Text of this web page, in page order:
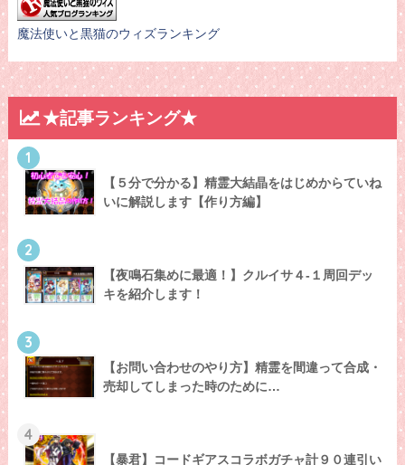
魔法使いと黒猫のウィズランキング
★記事ランキング★
1
【５分で分かる】精霊大結晶をはじめからていね
いに解説します【作り方編】
2
【夜鳴石集めに最適！】クルイサ４-１周回デッ
キを紹介します！
3
【お問い合わせのやり方】精霊を間違って合成・
売却してしまった時のために…
4
【暴君】コードギアスコラボガチャ計９０連引い